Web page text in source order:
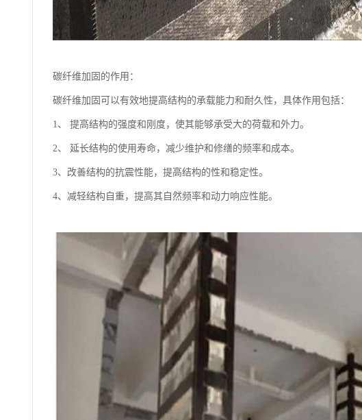
碳纤维加固的作用：
碳纤维加固可以有效地提高结构的承载能力和耐久性，具体作用包括：
1、 提高结构的强度和刚度，使其能够承受大的荷载和外力。
2、 延长结构的使用寿命，减少维护和修缮的频率和成本。
3、改善结构的抗震性能，提高结构的性和稳定性。
4、减轻结构自重，提高其自然频率和动力响应性能。